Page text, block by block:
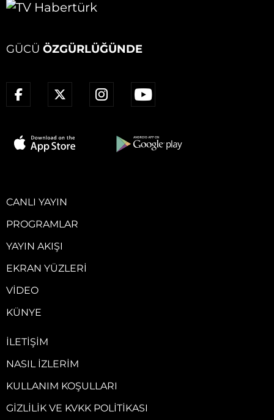
GÜCÜ ÖZGÜRLÜĞÜNDE
CANLI YAYIN
PROGRAMLAR
YAYIN AKIŞI
EKRAN YÜZLERI
VIDEO
KÜNYE
İLETIŞIM
NASIL İZLERIM
KULLANIM KOŞULLARI
GIZLILIK VE KVKK POLITIKASI